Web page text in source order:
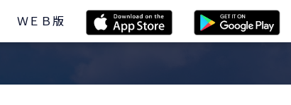
ＷＥＢ版